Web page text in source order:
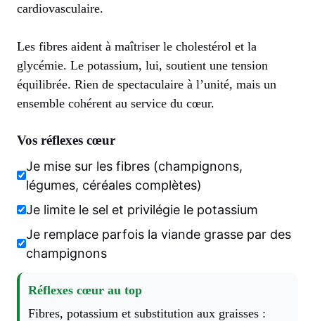
cardiovasculaire.
Les fibres aident à maîtriser le cholestérol et la
glycémie. Le potassium, lui, soutient une tension
équilibrée. Rien de spectaculaire à l’unité, mais un
ensemble cohérent au service du cœur.
Vos réflexes cœur
Je mise sur les fibres (champignons,
légumes, céréales complètes)
Je limite le sel et privilégie le potassium
Je remplace parfois la viande grasse par des
champignons
Réflexes cœur au top
Fibres, potassium et substitution aux graisses :